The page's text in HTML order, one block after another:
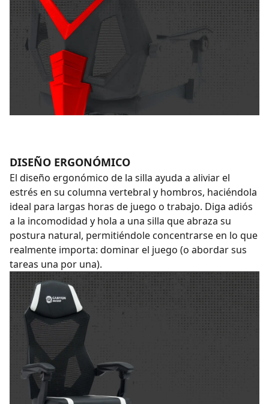
DISEÑO ERGONÓMICO
El diseño ergonómico de la silla ayuda a aliviar el
estrés en su columna vertebral y hombros, haciéndola
ideal para largas horas de juego o trabajo. Diga adiós
a la incomodidad y hola a una silla que abraza su
postura natural, permitiéndole concentrarse en lo que
realmente importa: dominar el juego (o abordar sus
tareas una por una).